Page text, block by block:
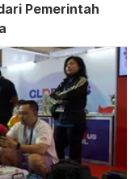
Pemerintah